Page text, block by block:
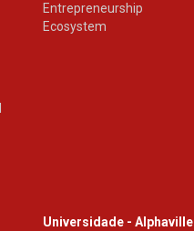
Entrepreneurship
Ecosystem
Universidade - Alphaville